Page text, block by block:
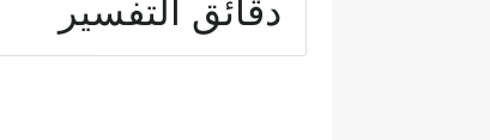
﴿أَلَمۡ تَرَ إِلَىٰ رَبِّكَ كَیۡفَ مَدَّ ٱلظِّلَّ وَلَوۡ
دقائق التفسير